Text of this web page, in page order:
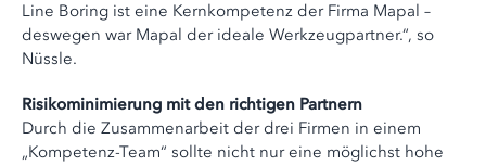
Line Boring ist eine Kernkompetenz der Firma Mapal –
deswegen war Mapal der ideale Werkzeugpartner.“, so
Nüssle.
Risikominimierung mit den richtigen Partnern
Durch die Zusammenarbeit der drei Firmen in einem
„Kompetenz-Team“ sollte nicht nur eine möglichst hohe